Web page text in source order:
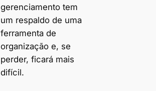
gerenciamento tem
um respaldo de uma
ferramenta de
organização e, se
perder, ficará mais
difícil.